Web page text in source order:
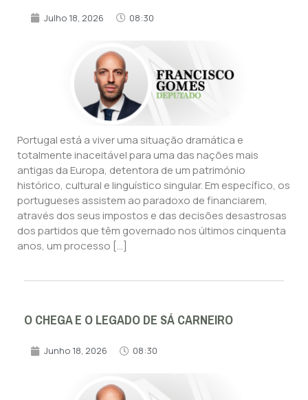
Julho 18, 2026 08:30
Portugal está a viver uma situação dramática e
totalmente inaceitável para uma das nações mais
antigas da Europa, detentora de um património
histórico, cultural e linguístico singular. Em específico, os
portugueses assistem ao paradoxo de financiarem,
através dos seus impostos e das decisões desastrosas
dos partidos que têm governado nos últimos cinquenta
anos, um processo […]
O CHEGA E O LEGADO DE SÁ CARNEIRO
Junho 18, 2026 08:30